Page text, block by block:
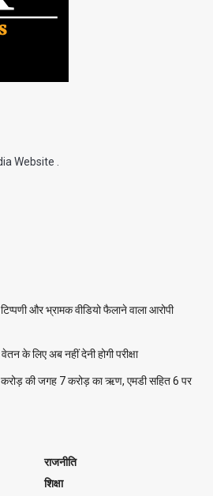
Website .
और भ्रामक वीडियो फैलाने वाला आरोपी
के लिए अब नहीं देनी होगी परीक्षा
करोड़ की जगह 7 करोड़ का ऋण, एमडी सहित 6 पर
राजनीति
शिक्षा